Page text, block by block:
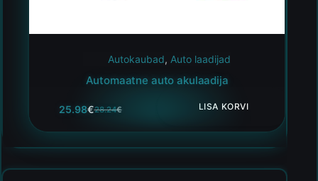
Autokaubad, Auto laadijad
Automaatne auto akulaadija
28.24€
25.98€ LISA KORVI